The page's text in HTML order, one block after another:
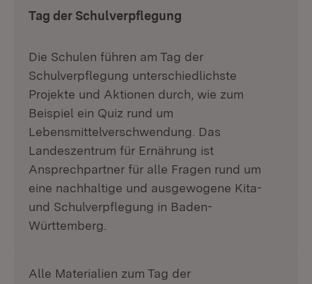
Tag der Schulverpflegung
Die Schulen führen am Tag der
Schulverpflegung unterschiedlichste
Projekte und Aktionen durch, wie zum
Beispiel ein Quiz rund um
Lebensmittelverschwendung. Das
Landeszentrum für Ernährung ist
Ansprechpartner für alle Fragen rund um
eine nachhaltige und ausgewogene Kita-
und Schulverpflegung in Baden-
Württemberg.
Alle Materialien zum Tag der